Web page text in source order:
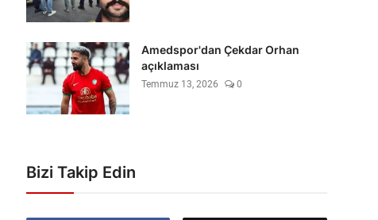
Amedspor'dan Çekdar Orhan
açıklaması
Temmuz 13, 2026 0
Bizi Takip Edin